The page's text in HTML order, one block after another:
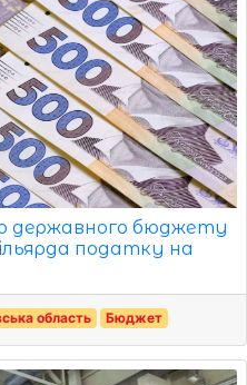
державного бюджету
податку на
область Бюджет